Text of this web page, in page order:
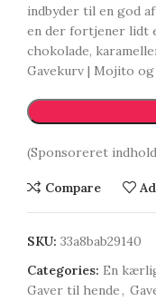
indbyder til en god
en der fortjener lidt
chokolade,
Gavekurv | Mojito
(Sponsoreret
Compare
SKU: 33a8bab29140
Categories: En
Gaver til hende,